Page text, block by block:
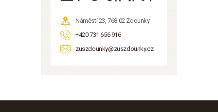
Náměstí 23, 768 02 Zdounky
+420 731 656 916
zuszdounky@zuszdounky.cz